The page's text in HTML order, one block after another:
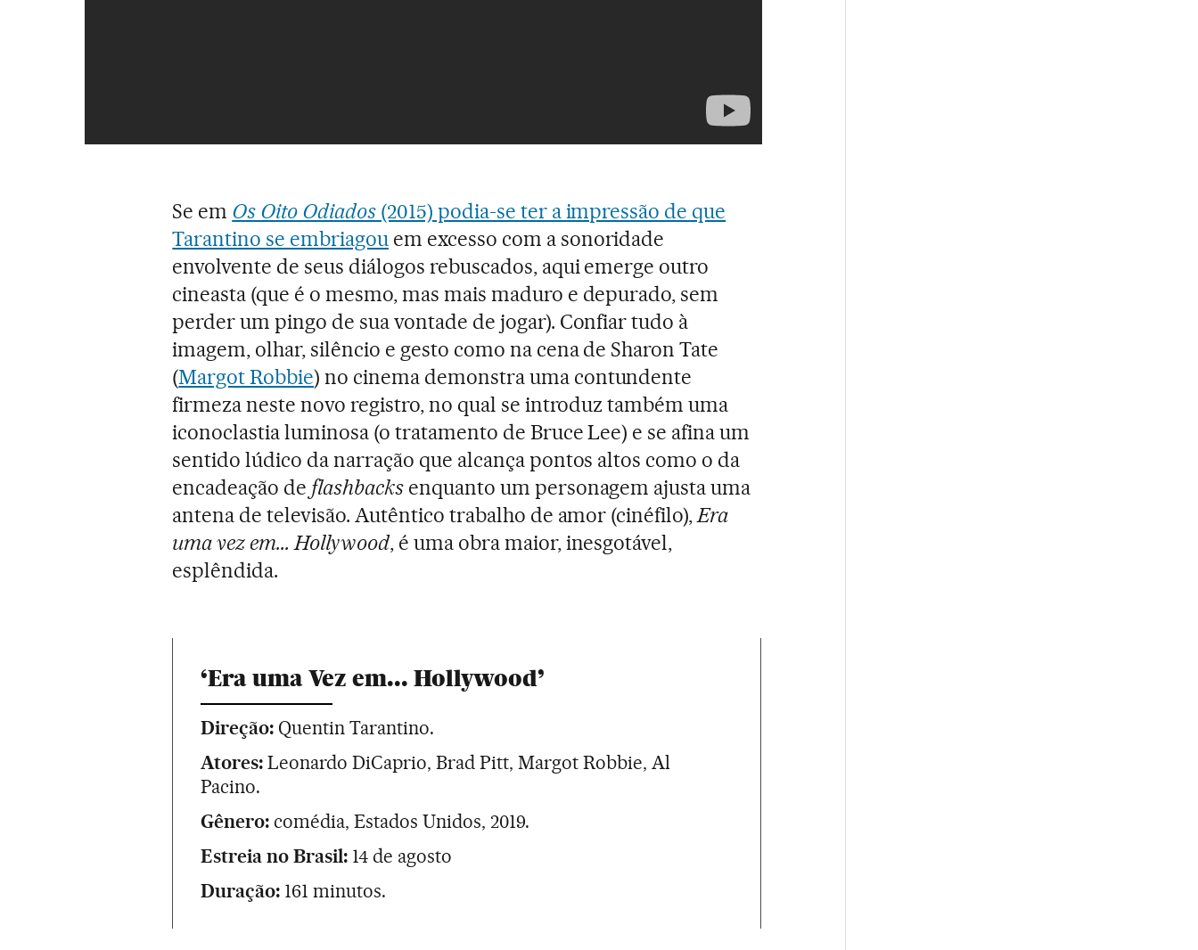
Se em Os Oito Odiados(2015) podia-se ter a impressão de que
Tarantino se embriagouem excesso com a sonoridade
envolvente de seus diálogos rebuscados, aqui emerge outro
cineasta (que é o mesmo, mas mais maduro e depurado, sem
perder um pingo de sua vontade de jogar). Confiar tudo à
imagem, olhar, silêncio e gesto como na cena de Sharon Tate
(Margot Robbie) no cinema demonstra uma contundente
firmeza neste novo registro, no qual se introduz também uma
iconoclastia luminosa (o tratamento de Bruce Lee) e se afina um
sentido lúdico da narração que alcança pontos altos como o da
encadeação de flashbacksenquanto um personagem ajusta uma
antena de televisão. Autêntico trabalho de amor (cinéfilo),Era
uma vez em... Hollywood, é uma obra maior, inesgotável,
esplêndida.
‘Era uma Vez em... Hollywood’
Direção: Quentin Tarantino.
Atores: Leonardo DiCaprio, Brad Pitt, Margot Robbie, Al
Pacino.
Gênero: comédia, Estados Unidos, 2019.
Estreia no Brasil: 14 de agosto
Duração: 161 minutos.